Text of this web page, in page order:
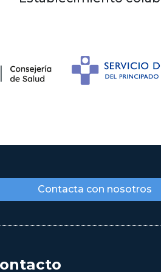
Contacta con nosotros